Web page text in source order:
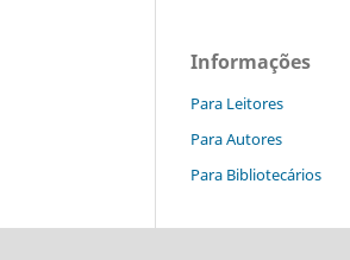
Informações
Para Leitores
Para Autores
Para Bibliotecários